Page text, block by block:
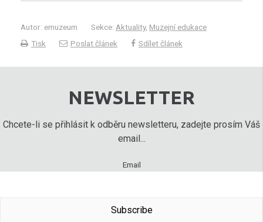
Autor: emuzeum Sekce: Aktuality, Muzejní edukace
Tisk
Poslat článek Sdílet článek
NEWSLETTER
Chcete-li se přihlásit k odběru newsletteru, zadejte prosím Váš
email...
Email
Subscribe